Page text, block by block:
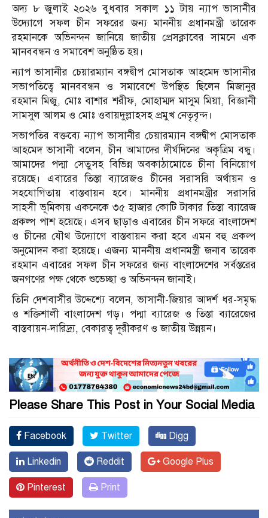
অদ্য ৮ জুলাই ২০২৬ বুধবার সকাল ১১ টায় ন্যাপ ভাসানীর
উদ্যোগে সফল চীন সফরের জন্য মাননীয় প্রধানমন্ত্রী তারেক
রহমানকে অভিনন্দন জানিয়ে জাতীয় প্রেসক্লাবের সামনে এক
মানববন্ধন ও সমাবেশ অনুষ্ঠিত হয়।
ন্যাপ ভাসানীর চেয়ারম্যান বঙ্গদ্বীপ মোসতাক আহমেদ ভাসানীর
সভাপতিত্বে মানববন্ধন ও সমাবেশে উপস্থিত ছিলেন মিজানুর
রহমান মিজু, মোঃ বাশার শরীফ, মোহাম্মদ মাসুম মিয়া, বিজ্ঞানী
সামসুল আলম ও মোঃ ওবায়দুল্লাহসহ প্রমুখ নেতৃবৃন্দ।
সভাপতির বক্তব্যে ন্যাপ ভাসানীর চেয়ারম্যান বঙ্গদ্বীপ মোসতাক
আহমেদ ভাসানী বলেন, চীন আমাদের দীর্ঘদিনের অকৃত্রিম বন্ধু।
আমাদের পদ্মা সেতুসহ বিভিন্ন অবকাঠামোতে চীনা বিনিয়োগ
রয়েছে। এবারের তিস্তা ব্যারেজও চীনের সরাসরি অর্থায়ন ও
সহযোগিতায় বাস্তবায়ন হবে। মাননীয় প্রধানমন্ত্রীর সরাসরি
সাহসী ভূমিকায় একনেকে ৩৫ হাজার কোটি টাকার তিস্তা ব্যারেজ
প্রকল্প পাশ হয়েছে। এসব ছাড়াও এবারের চীন সফরে বাংলাদেশ
ও চীনের যৌথ উদ্যোগে বাস্তবায়ন করা হবে এমন বহু প্রকল্প
অনুমোদন করা হয়েছে। এজন্য মাননীয় প্রধানমন্ত্রী জনাব তারেক
রহমান এবারের সফল চীন সফরের জন্য বাংলাদেশের সর্বস্তরের
জনগণের পক্ষ থেকে শুভেচ্ছা ও অভিনন্দন জানাই।
তিনি দেশবাসীর উদ্দেশ্যে বলেন, ভাসানী-জিয়ার আদর্শ ধর-সমৃদ্ধ
ও শক্তিশালী বাংলাদেশ গড়। পদ্মা ব্যারেজ ও তিস্তা ব্যারেজের
বাস্তবায়ন-দারিদ্র্য, বেকারত্ব দূরীকরণ ও জাতীয় উন্নয়ন।
Please Share This Post in Your Social Media
Facebook Twitter Digg
Linkedin Reddit Google Plus
Pinterest Print